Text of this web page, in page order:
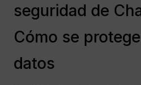
seguridad de
Cómo se
datos